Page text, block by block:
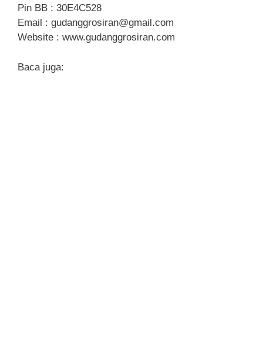
Pin BB : 30E4C528
Email : gudanggrosiran@gmail.com
Website : www.gudanggrosiran.com
Baca juga: